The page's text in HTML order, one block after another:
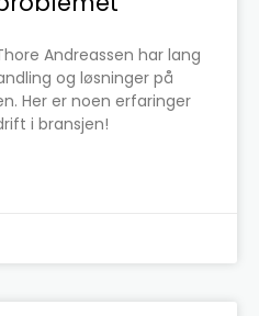
Andreassen har lang
og løsninger på
Her er noen erfaringer
i bransjen!